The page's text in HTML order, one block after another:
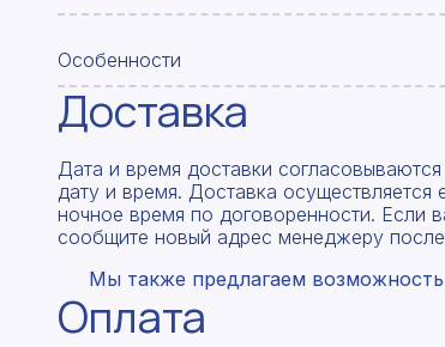
Особенности
Доставка
Дата и время доставки
дату и время. Доставка
ночное время по договоренности. Если
сообщите новый адрес менеджеру
Мы также предлагаем
Оплата